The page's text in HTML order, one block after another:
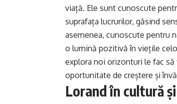
viață. Ele sunt cunoscute
suprafața lucrurilor, găsind
asemenea, cunoscute pentru
o lumină pozitivă în viețile
explora noi orizonturi le fac
oportunitate de creștere și
Lorand în cultură